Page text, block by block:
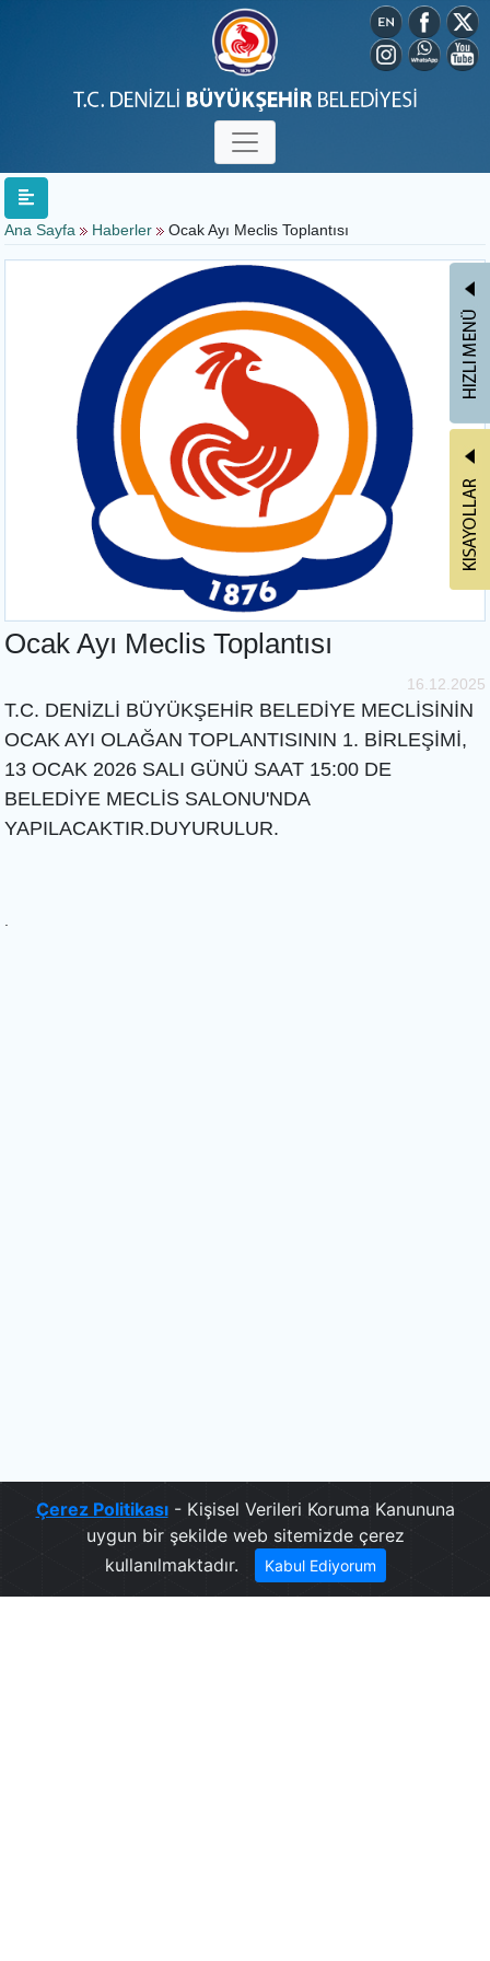
Ana Sayfa Haberler Ocak Ayı Meclis Toplantısı
Ocak Ayı Meclis Toplantısı
16.12.2025
T.C. DENİZLİ BÜYÜKŞEHİR BELEDİYE MECLİSİNİN
OCAK AYI OLAĞAN TOPLANTISININ 1. BİRLEŞİMİ,
13 OCAK 2026 SALI GÜNÜ SAAT 15:00 DE
BELEDİYE MECLİS SALONU'NDA
YAPILACAKTIR.DUYURULUR.
Çerez Politikası- Kişisel Verileri Koruma Kanununa
uygun bir şekilde web sitemizde çerez
kullanılmaktadır.
Kabul Ediyorum